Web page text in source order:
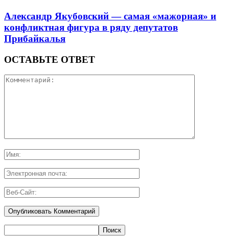
Александр Якубовский — самая «мажорная» и
конфликтная фигура в ряду депутатов
Прибайкалья
ОСТАВЬТЕ ОТВЕТ